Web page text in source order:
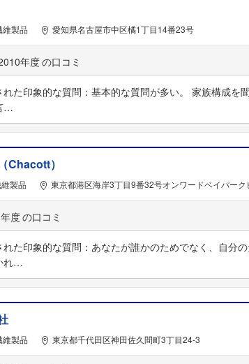
こちらの企業
維製品 愛知県名古屋市中区橘1丁目14番23号
年度
れた印象的な質問：基本的な質問が多い。 家族構成を
…
Chacott）
製品 東京都港区海岸3丁目9番32号オンワードベイパーク
度
れた印象的な質問：あなたが誰かのためでなく、自分
れ…
維製品 東京都千代田区神田佐久間町3丁目24-3